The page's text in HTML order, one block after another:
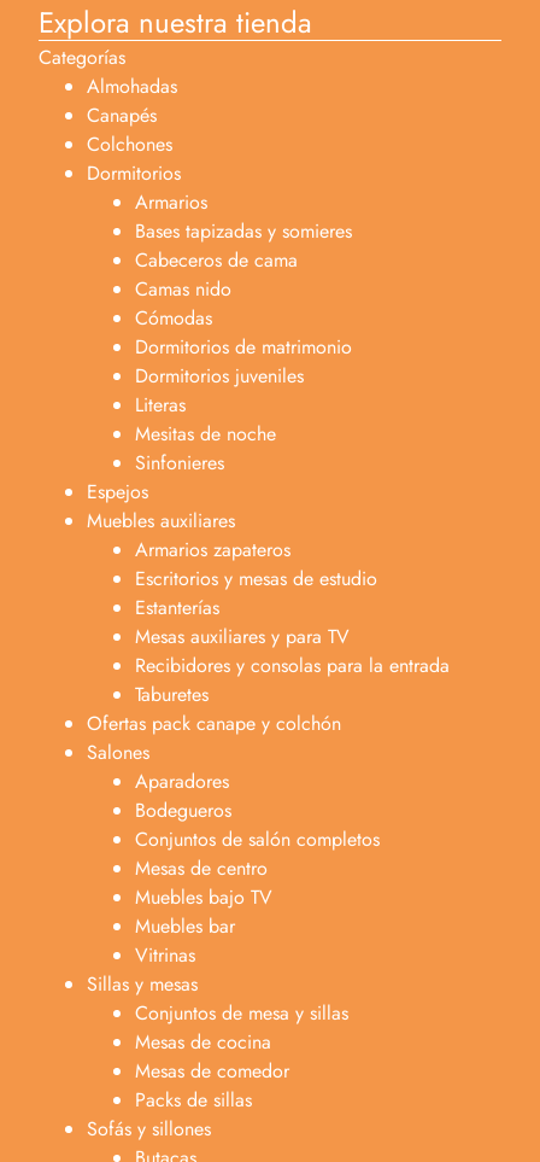
Explora nuestra tienda
Categorías
Almohadas
Canapés
Colchones
Dormitorios
Armarios
Bases tapizadas y somieres
Cabeceros de cama
Camas nido
Cómodas
Dormitorios de matrimonio
Dormitorios juveniles
Literas
Mesitas de noche
Sinfonieres
Espejos
Muebles auxiliares
Armarios zapateros
Escritorios y mesas de estudio
Estanterías
Mesas auxiliares y para TV
Recibidores y consolas para la entrada
Taburetes
Ofertas pack canape y colchón
Salones
Aparadores
Bodegueros
Conjuntos de salón completos
Mesas de centro
Muebles bajo TV
Muebles bar
Vitrinas
Sillas y mesas
Conjuntos de mesa y sillas
Mesas de cocina
Mesas de comedor
Packs de sillas
Sofás y sillones